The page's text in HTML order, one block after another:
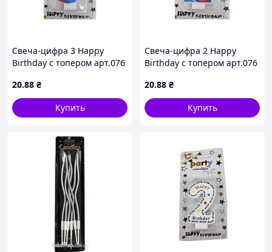
Свеча-цифра 3 Happy
Birthday с топером арт.076
20.88 ₴
Купить
Свеча-цифра 2 Happy
Birthday с топером арт.076
20.88 ₴
Купить